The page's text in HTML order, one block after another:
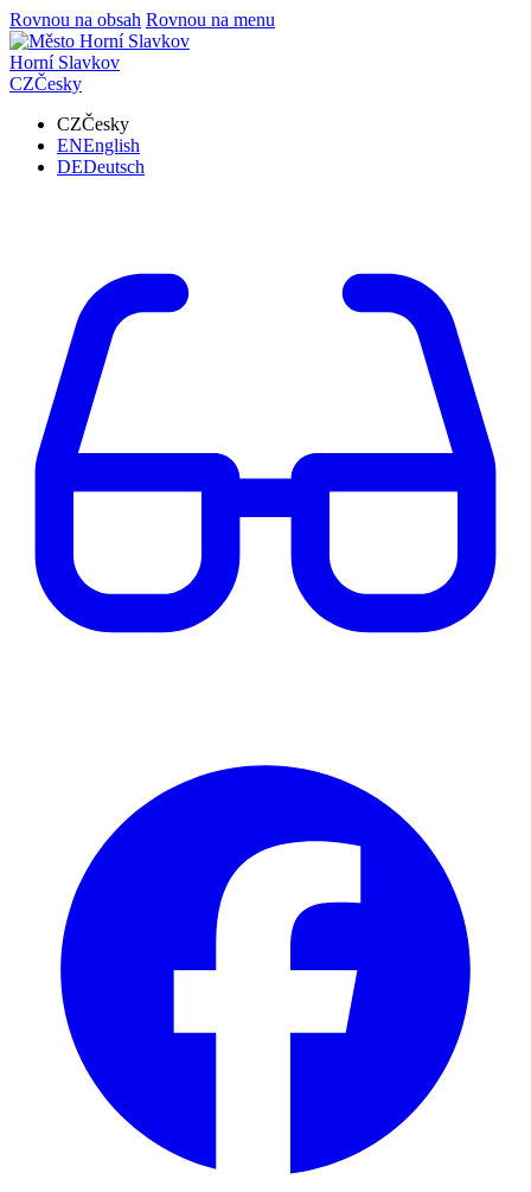
Rovnou na obsah Rovnou na menu
Horní Slavkov
CZČesky
CZČesky
ENEnglish
DEDeutsch